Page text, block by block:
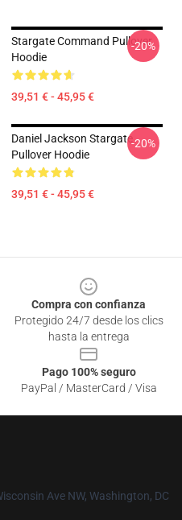
Stargate Command Pullover
Hoodie
39,51 € - 45,95 €
-20%
Daniel Jackson Stargate
Pullover Hoodie
39,51 € - 45,95 €
-20%
Compra con confianza
Protegido 24/7 desde los clics
hasta la entrega
Pago 100% seguro
PayPal / MasterCard / Visa
Ave NW, Washington, DC